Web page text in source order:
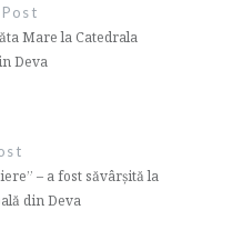
Mare la Catedrala
Deva
– a fost săvârșită la
din Deva